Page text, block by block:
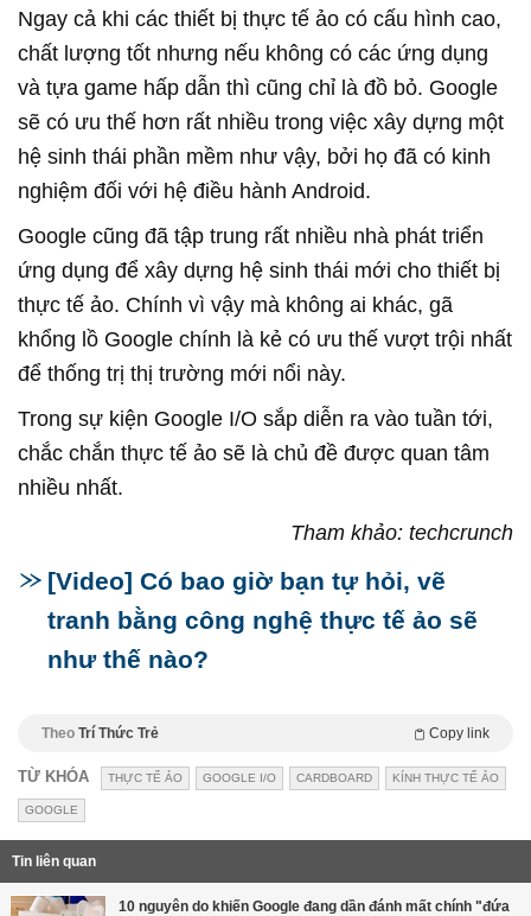
Ngay cả khi các thiết bị thực tế ảo có cấu hình cao,
chất lượng tốt nhưng nếu không có các ứng dụng
và tựa game hấp dẫn thì cũng chỉ là đồ bỏ. Google
sẽ có ưu thế hơn rất nhiều trong việc xây dựng một
hệ sinh thái phần mềm như vậy, bởi họ đã có kinh
nghiệm đối với hệ điều hành Android.
Google cũng đã tập trung rất nhiều nhà phát triển
ứng dụng để xây dựng hệ sinh thái mới cho thiết bị
thực tế ảo. Chính vì vậy mà không ai khác, gã
khổng lồ Google chính là kẻ có ưu thế vượt trội nhất
để thống trị thị trường mới nổi này.
Trong sự kiện Google I/O sắp diễn ra vào tuần tới,
chắc chắn thực tế ảo sẽ là chủ đề được quan tâm
nhiều nhất.
Tham khảo: techcrunch
[Video] Có bao giờ bạn tự hỏi, vẽ
tranh bằng công nghệ thực tế ảo sẽ
như thế nào?
Theo Trí Thức Trẻ Copy link
TỪ KHÓA THỰC TẾ ẢO GOOGLE I/O CARDBOARD KÍNH THỰC TẾ ẢO
GOOGLE
Tin liên quan
10 nguyên do khiến Google đang dần đánh mất chính "đứa